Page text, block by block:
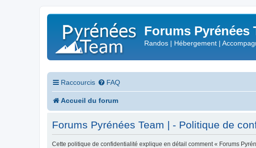
Forums Pyrénées
Randos | Hébergement |
Raccourcis FAQ
Accueil du forum
Forums Pyrénées Team | - Politique de
Cette politique de confidentialité explique en détail comment « Forums